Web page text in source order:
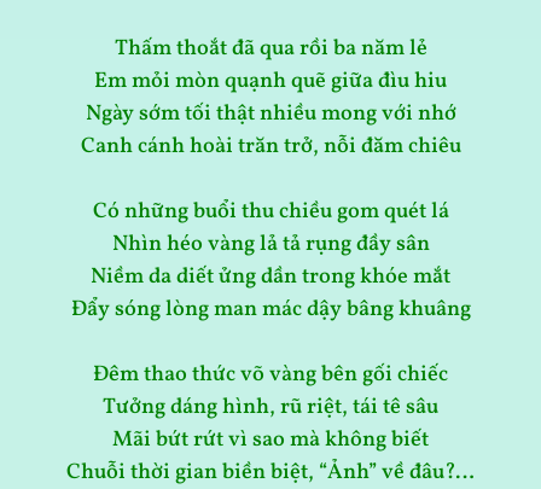
Thấm thoắt đã qua rồi ba năm lẻ
Em mỏi mòn quạnh quẽ giữa đìu hiu
Ngày sớm tối thật nhiều mong với nhớ
Canh cánh hoài trăn trở, nỗi đăm chiêu
Có những buổi thu chiều gom quét lá
Nhìn héo vàng lả tả rụng đầy sân
Niềm da diết ửng dần trong khóe mắt
Đẩy sóng lòng man mác dậy bâng khuâng
Đêm thao thức võ vàng bên gối chiếc
Tưởng dáng hình, rũ riệt, tái tê sâu
Mãi bứt rứt vì sao mà không biết
Chuỗi thời gian biền biệt, “Ảnh” về đâu?…